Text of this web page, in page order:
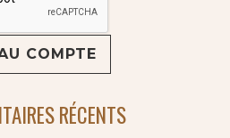
RÉCENTS